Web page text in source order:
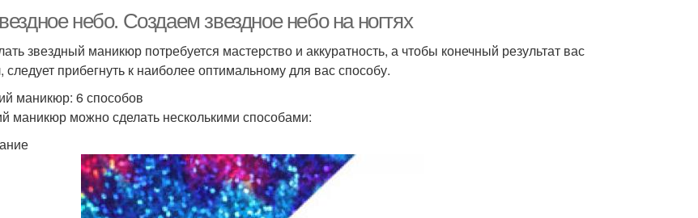
небо. Создаем звездное небо на ногтях
звездный маникюр потребуется мастерство и аккуратность, а чтобы конечный результат вас
следует прибегнуть к наиболее оптимальному для вас способу.
маникюр: 6 способов
маникюр можно сделать несколькими способами: